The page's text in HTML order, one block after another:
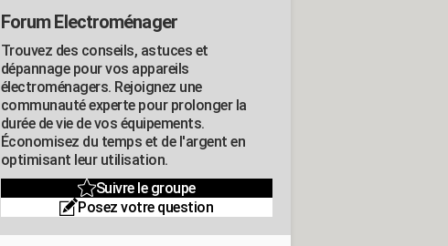
Forum Electroménager
Trouvez des conseils, astuces et
dépannage pour vos appareils
électroménagers. Rejoignez une
communauté experte pour prolonger la
durée de vie de vos équipements.
Économisez du temps et de l'argent en
optimisant leur utilisation.
Suivre le groupe
Posez votre question